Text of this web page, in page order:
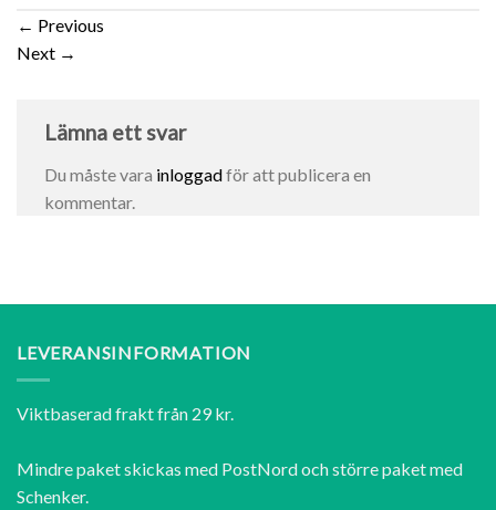
← Previous
Next →
Lämna ett svar
Du måste vara inloggadför att publicera en
kommentar.
LEVERANSINFORMATION
Viktbaserad frakt från 29 kr.
Mindre paket skickas med PostNord och större paket med
Schenker.